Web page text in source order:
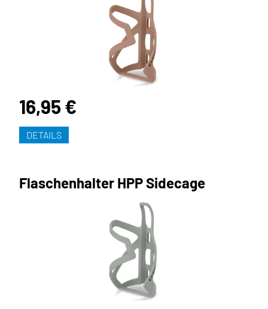
16,95 €
DETAILS
Flaschenhalter HPP Sidecage